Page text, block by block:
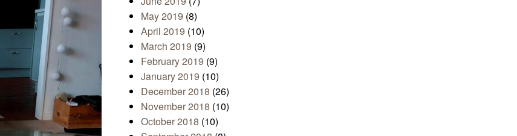
May 2019 (8)
April 2019 (10)
March 2019 (9)
February 2019 (9)
January 2019 (10)
December 2018 (26)
November 2018 (10)
October 2018 (10)